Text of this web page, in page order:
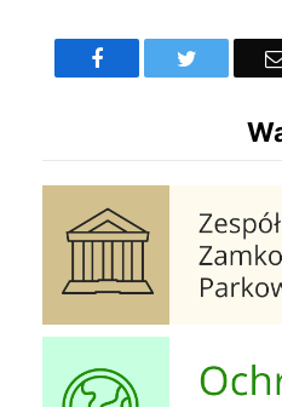
FacebookTwitter